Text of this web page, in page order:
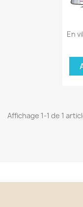
En
Affichage 1-1 de 1